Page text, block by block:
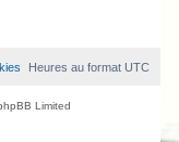
Heures au formatUTC
Limited